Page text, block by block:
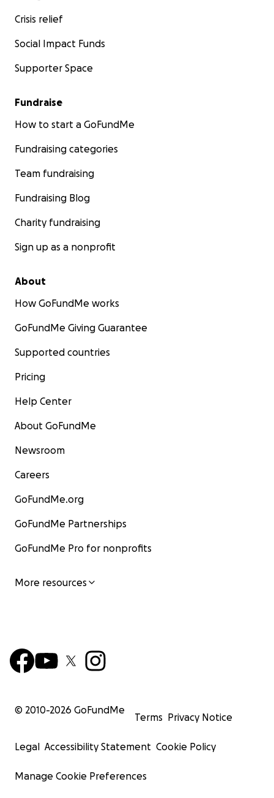
Crisis relief
Social Impact Funds
Supporter Space
Fundraise
How to start a GoFundMe
Fundraising categories
Team fundraising
Fundraising Blog
Charity fundraising
Sign up as a nonprofit
About
How GoFundMe works
GoFundMe Giving Guarantee
Supported countries
Pricing
Help Center
About GoFundMe
Newsroom
Careers
GoFundMe.org
GoFundMe Partnerships
GoFundMe Pro for nonprofits
More resources
© 2010-2026 GoFundMe
Terms Privacy Notice
Legal Accessibility Statement Cookie Policy
Manage Cookie Preferences